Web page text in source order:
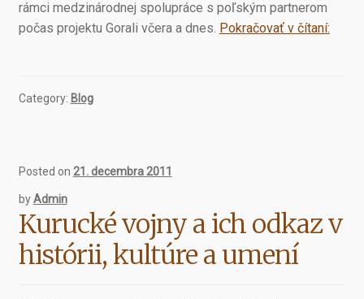
rámci medzinárodnej spolupráce s poľským partnerom
počas projektu Gorali včera a dnes. Pokračovať v čítaní:
Category: Blog
Posted on 21. decembra 2011
byAdmin
Kurucké vojny a ich odkaz v
histórii, kultúre a umení